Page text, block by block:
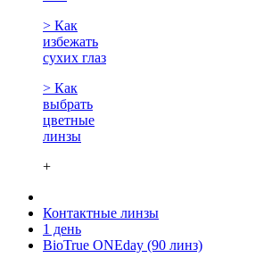
> Как
избежать
сухих глаз
> Как
выбрать
цветные
линзы
+
Контактные линзы
1 день
BioTrue ONEday (90 линз)